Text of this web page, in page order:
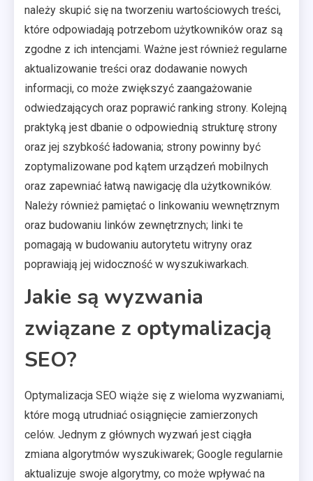
należy skupić się na tworzeniu wartościowych treści,
które odpowiadają potrzebom użytkowników oraz są
zgodne z ich intencjami. Ważne jest również regularne
aktualizowanie treści oraz dodawanie nowych
informacji, co może zwiększyć zaangażowanie
odwiedzających oraz poprawić ranking strony. Kolejną
praktyką jest dbanie o odpowiednią strukturę strony
oraz jej szybkość ładowania; strony powinny być
zoptymalizowane pod kątem urządzeń mobilnych
oraz zapewniać łatwą nawigację dla użytkowników.
Należy również pamiętać o linkowaniu wewnętrznym
oraz budowaniu linków zewnętrznych; linki te
pomagają w budowaniu autorytetu witryny oraz
poprawiają jej widoczność w wyszukiwarkach.
Jakie są wyzwania
związane z optymalizacją
SEO?
Optymalizacja SEO wiąże się z wieloma wyzwaniami,
które mogą utrudniać osiągnięcie zamierzonych
celów. Jednym z głównych wyzwań jest ciągła
zmiana algorytmów wyszukiwarek; Google regularnie
aktualizuje swoje algorytmy, co może wpływać na